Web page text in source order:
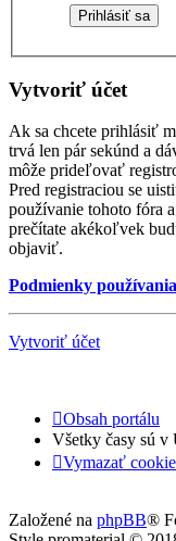
Vytvoriť účet
Ak sa chcete prihlásiť
trvá len pár sekúnd a
môže prideľovať
Pred registraciou se
používanie tohoto fóra
prečítate akékoľvek
objaviť.
Podmienky používania
Vytvoriť účet
Obsah portálu
Všetky časy sú v
Vymazať
Založené na phpBB®